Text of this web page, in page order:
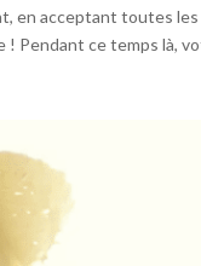
en acceptant toutes
Pendant ce temps là,